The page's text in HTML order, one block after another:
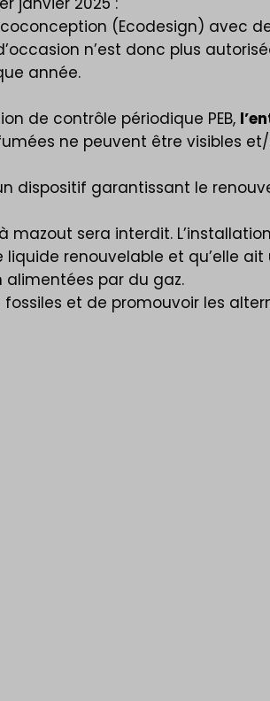
(Ecodesign) avec
n’est donc plus
année.
de contrôle périodique PEB,
ne peuvent être visibles
dispositif garantissant le
sera interdit.
renouvelable et qu’elle
par du gaz.
et de promouvoir les